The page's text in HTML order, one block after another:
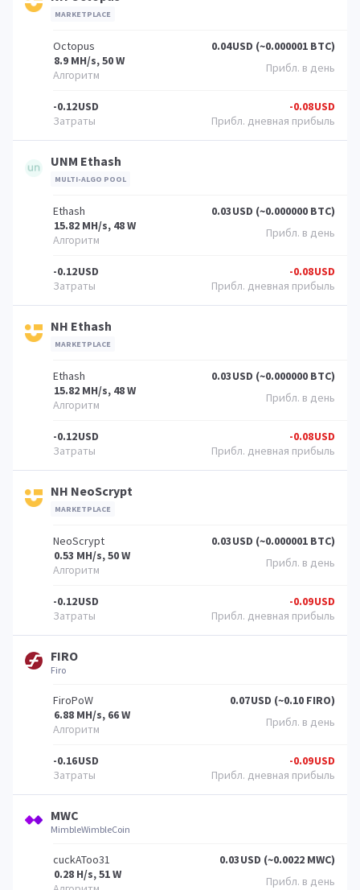
MARKETPLACE
Octopus
8.9 MH/s, 50 W
0.04USD (~0.000001 BTC)
-0.12USD -0.08USD
UNM Ethash
MULTI-ALGO POOL
Ethash
15.82 MH/s, 48 W
0.03USD (~0.000000 BTC)
-0.12USD -0.08USD
NH Ethash
MARKETPLACE
Ethash
15.82 MH/s, 48 W
0.03USD (~0.000000 BTC)
-0.12USD -0.08USD
NH NeoScrypt
MARKETPLACE
NeoScrypt
0.53 MH/s, 50 W
0.03USD (~0.000001 BTC)
-0.12USD -0.09USD
FIRO
Firo
FiroPoW
6.88 MH/s, 66 W
0.07USD (~0.10 FIRO)
-0.16USD -0.09USD
MWC
MimbleWimbleCoin
cuckAToo31
0.28 H/s, 51 W
0.03USD (~0.0022 MWC)